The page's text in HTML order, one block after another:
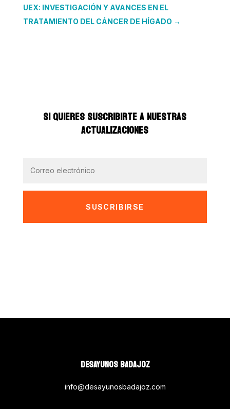
UEX: INVESTIGACIÓN Y AVANCES EN EL
TRATAMIENTO DEL CÁNCER DE HÍGADO →
SI QUIERES SUSCRIBIRTE A NUESTRAS
ACTUALIZACIONES
SUSCRIBIRSE
DESAYUNOS BADAJOZ
info@desayunosbadajoz.com